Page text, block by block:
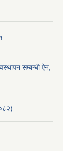
सम्बन्धी ऐन,